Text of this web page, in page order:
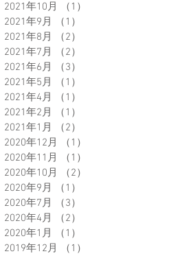
2021年10月
（1）
2021年9月
（1）
2021年8月
（2）
2021年7月
（2）
2021年6月
（3）
2021年5月
（1）
2021年4月
（1）
2021年2月
（1）
2021年1月
（2）
2020年12月
（1）
2020年11月
（1）
2020年10月
（2）
2020年9月
（1）
2020年7月
（3）
2020年4月
（2）
2020年1月
（1）
2019年12月
（1）